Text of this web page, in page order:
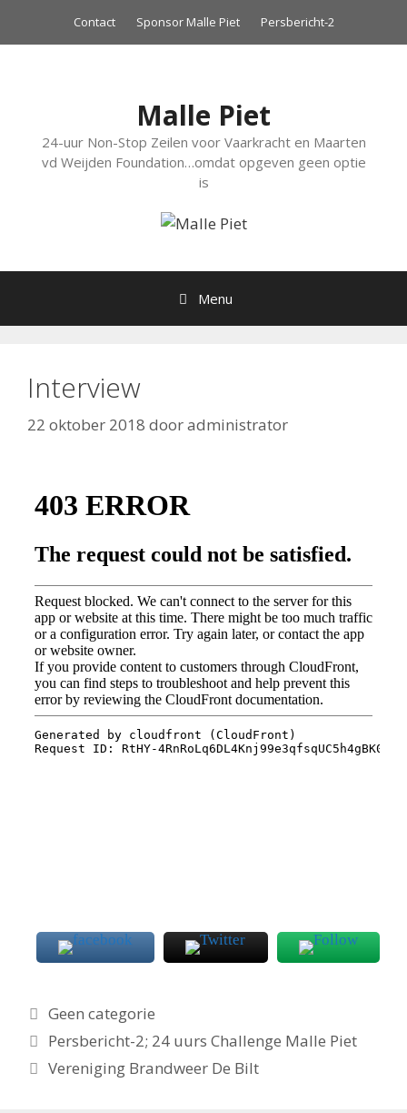
Contact Sponsor Malle Piet Persbericht-2
Malle Piet
24-uur Non-Stop Zeilen voor Vaarkracht en Maarten
vd Weijden Foundation…omdat opgeven geen optie
is
Menu
Interview
22 oktober 2018 dooradministrator
Categorieën
Geen categorie
Persbericht-2; 24 uurs Challenge Malle Piet
Vereniging Brandweer De Bilt